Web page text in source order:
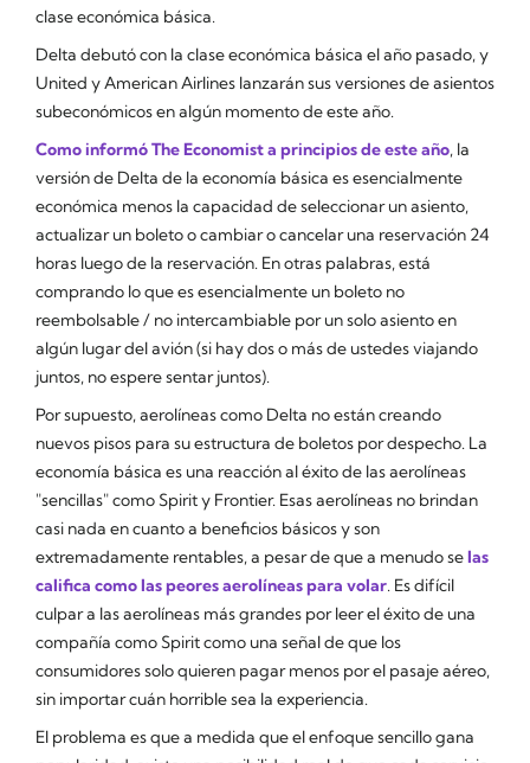
clase económica básica.
Delta debutó con la clase económica básica el año pasado, y
United y American Airlines lanzarán sus versiones de asientos
subeconómicos en algún momento de este año.
Como informóThe Economista principios de este año, la
versión de Delta de la economía básica es esencialmente
económica menos la capacidad de seleccionar un asiento,
actualizar un boleto o cambiar o cancelar una reservación 24
horas luego de la reservación. En otras palabras, está
comprando lo que es esencialmente un boleto no
reembolsable / no intercambiable por un solo asiento en
algún lugardel avión (si hay dos o más de ustedes viajando
juntos, no espere sentar juntos).
Por supuesto, aerolíneas como Delta no están creando
nuevos pisos para su estructura de boletos por despecho. La
economía básica es una reacción al éxito de las aerolíneas
"sencillas" como Spirit y Frontier. Esas aerolíneas no brindan
casi nada en cuanto a beneficios básicos y son
extremadamente rentables, a pesar de que a menudo selas
califica como las peores aerolíneas para volar. Es difícil
culpar a las aerolíneas más grandes por leer el éxito de una
compañía como Spirit como una señal de que los
consumidores solo quieren pagar menos por el pasaje aéreo,
sin importar cuán horrible sea la experiencia.
El problema es que a medida que el enfoque sencillo gana